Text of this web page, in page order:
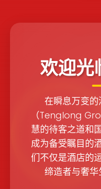
欢迎光
在瞬息万变
（Tenglong
慧的待客之道和
成为备受瞩目的
们不仅是酒店的
缔造者与奢华